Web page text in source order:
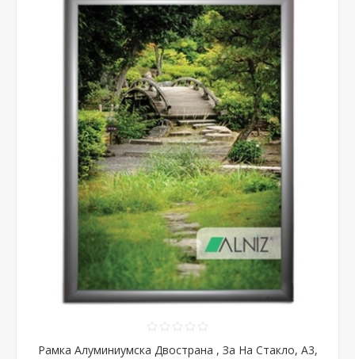
Рамка Алуминиумска Двострана , За На Стакло, А3,